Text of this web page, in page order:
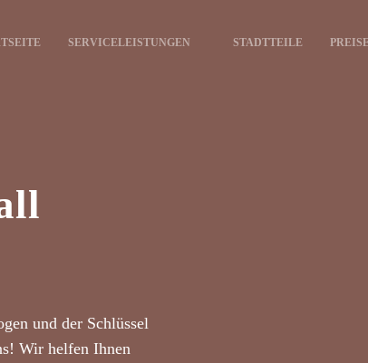
SERVICELEISTUNGEN STADTTEILE
und der Schlüssel
Wir helfen Ihnen